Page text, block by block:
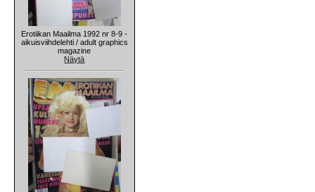
Erotiikan Maailma 1992 nr 8-9 -
aikuisviihdelehti / adult graphics
magazine
Näytä